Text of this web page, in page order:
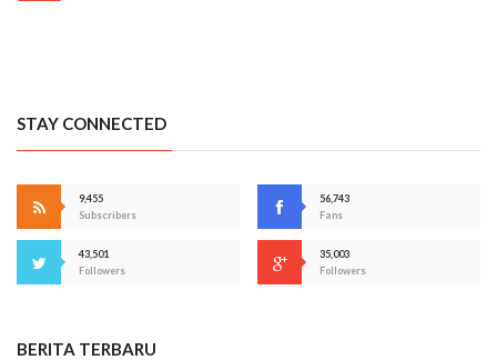
STAY CONNECTED
9,455
Subscribers
56,743
Fans
43,501
Followers
35,003
Followers
BERITA TERBARU